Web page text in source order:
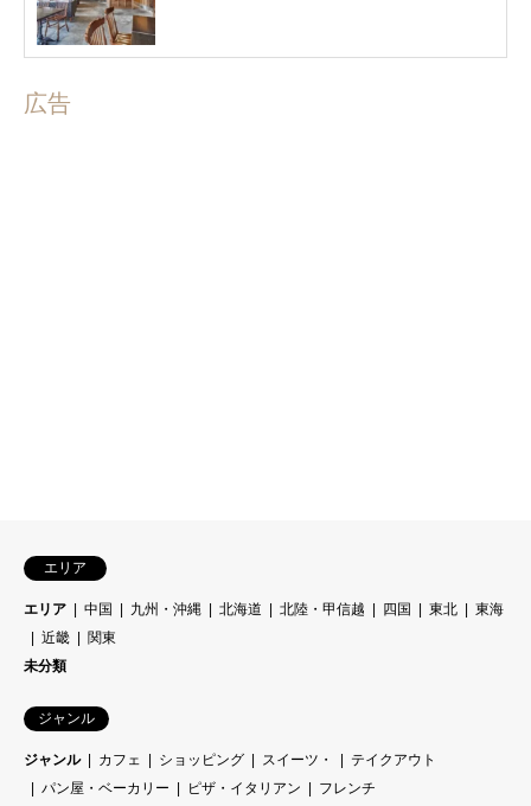
広告
エリア
エリア 中国 九州・沖縄 北海道 北陸・甲信越 四国 東北
東海
近畿
関東
未分類
ジャンル
ジャンル カフェ ショッピング スイーツ・
テイクアウト
パン屋・ベーカリー
ピザ・イタリアン
フレンチ